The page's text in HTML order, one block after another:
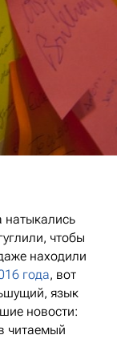
натыкались
чтобы
находили
года, вот
язык
новости:
читаемый